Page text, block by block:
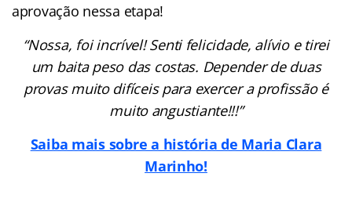
aprovação nessa etapa!
“Nossa, foi incrível! Senti felicidade, alívio e tirei
um baita peso das costas. Depender de duas
provas muito difíceis para exercer a profissão é
muito angustiante!!!”
Saiba mais sobre a história de Maria Clara
Marinho!